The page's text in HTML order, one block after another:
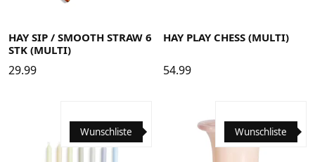
HAY SIP / SMOOTH STRAW 6
STK (MULTI)
29.99
HAY PLAY CHESS (MULTI)
54.99
Wunschliste Wunschliste